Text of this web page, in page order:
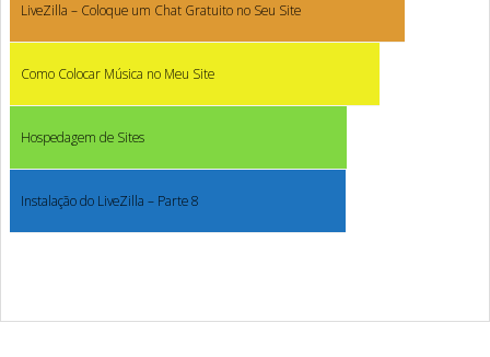
LiveZilla – Coloque um Chat Gratuito no Seu Site
Como Colocar Música no Meu Site
Hospedagem de Sites
Instalação do LiveZilla – Parte 8